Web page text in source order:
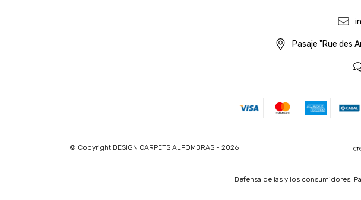
Pasaje "Rue des
© Copyright DESIGN CARPETS ALFOMBRAS - 2026
Defensa de las y los consumidores.